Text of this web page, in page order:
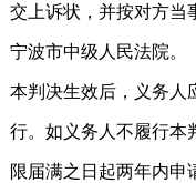
交上诉状，并按对方当
宁波市中级人民法院。
本判决生效后，义务人
行。如义务人不履行本
限届满之日起两年内申